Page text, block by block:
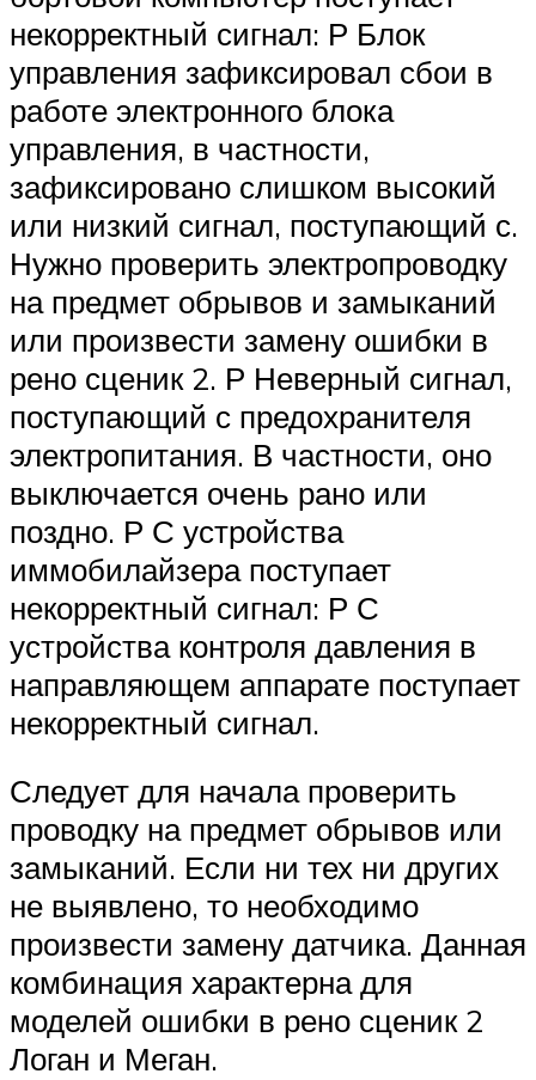
Меню
некорректный сигнал: Р Блок
управления зафиксировал сбои в
работе электронного блока
управления, в частности,
зафиксировано слишком высокий
или низкий сигнал, поступающий с.
Нужно проверить электропроводку
на предмет обрывов и замыканий
или произвести замену ошибки в
рено сценик 2. Р Неверный сигнал,
поступающий с предохранителя
электропитания. В частности, оно
выключается очень рано или
поздно. Р С устройства
иммобилайзера поступает
некорректный сигнал: Р С
устройства контроля давления в
направляющем аппарате поступает
некорректный сигнал.
Следует для начала проверить
проводку на предмет обрывов или
замыканий. Если ни тех ни других
не выявлено, то необходимо
произвести замену датчика. Данная
комбинация характерна для
моделей ошибки в рено сценик 2
Логан и Меган.